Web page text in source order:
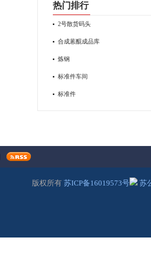
热门排行
2号散货码头
合成蒽醌成品库
炼钢
标准件车间
标准件
版权所有 苏ICP备16019573号 苏